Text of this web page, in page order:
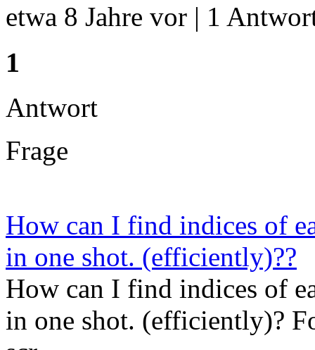
etwa 8 Jahre vor | 1
1
Antwort
Frage
How can I find indices of
in one shot. (efficiently)??
How can I find indices of
in one shot. (efficiently)?